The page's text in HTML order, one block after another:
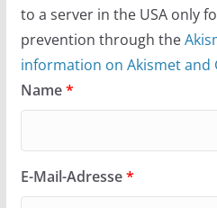
to a server in the USA only
prevention through the
information on Akismet and
Name*
E-Mail-Adresse*